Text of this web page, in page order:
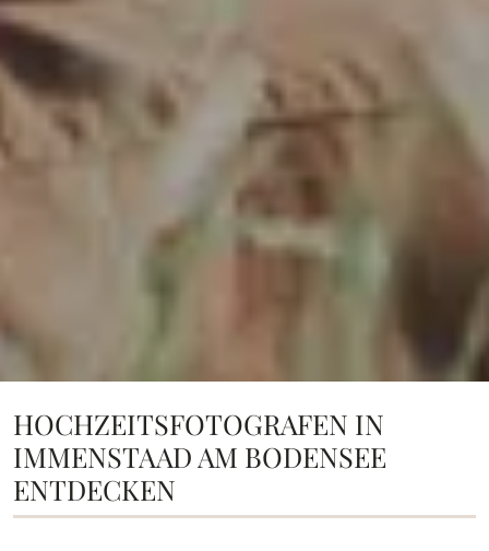
HOCHZEITSFOTOGRAFEN IN
IMMENSTAAD AM BODENSEE
ENTDECKEN